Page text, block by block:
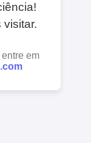
visitar.
em